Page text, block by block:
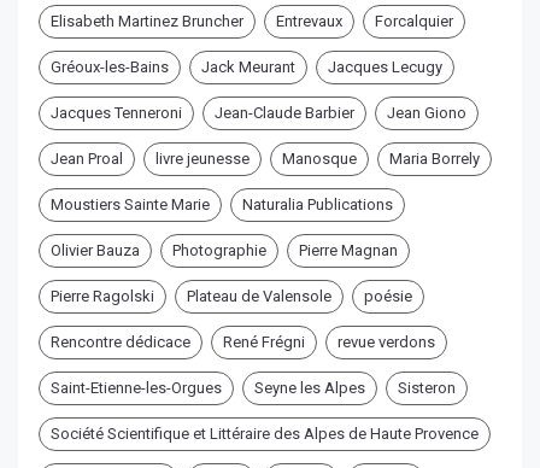
Elisabeth Martinez Bruncher Entrevaux Forcalquier
Gréoux-les-Bains Jack Meurant Jacques Lecugy
Jacques Tenneroni Jean-Claude Barbier Jean Giono
Jean Proal livre jeunesse Manosque Maria Borrely
Moustiers Sainte Marie Naturalia Publications
Olivier Bauza Photographie Pierre Magnan
Pierre Ragolski Plateau de Valensole poésie
Rencontre dédicace René Frégni revue verdons
Saint-Etienne-les-Orgues Seyne les Alpes Sisteron
Société Scientifique et Littéraire des Alpes de Haute Provence